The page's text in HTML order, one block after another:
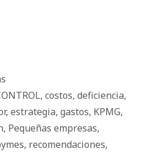
, costos, deficiencia,
, estrategia, gastos, KPMG,
, Pequeñas empresas,
, recomendaciones,